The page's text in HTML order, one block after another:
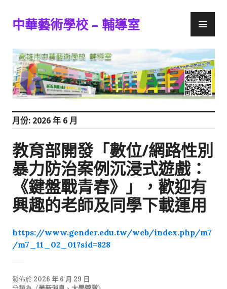
至
主
內
容
中華藝術學校 – 輔導室
月份: 2026 年 6 月
教育部開發「數位/網路性別
暴力防治案例沉浸式遊戲：
《鍵盤戰青春》」，歡迎有
興趣的老師及同學下載運用
https://www.gender.edu.tw/web/index.php/m7
/m7_11_02_01?sid=828
發佈於 2026 年 6 月 29 日